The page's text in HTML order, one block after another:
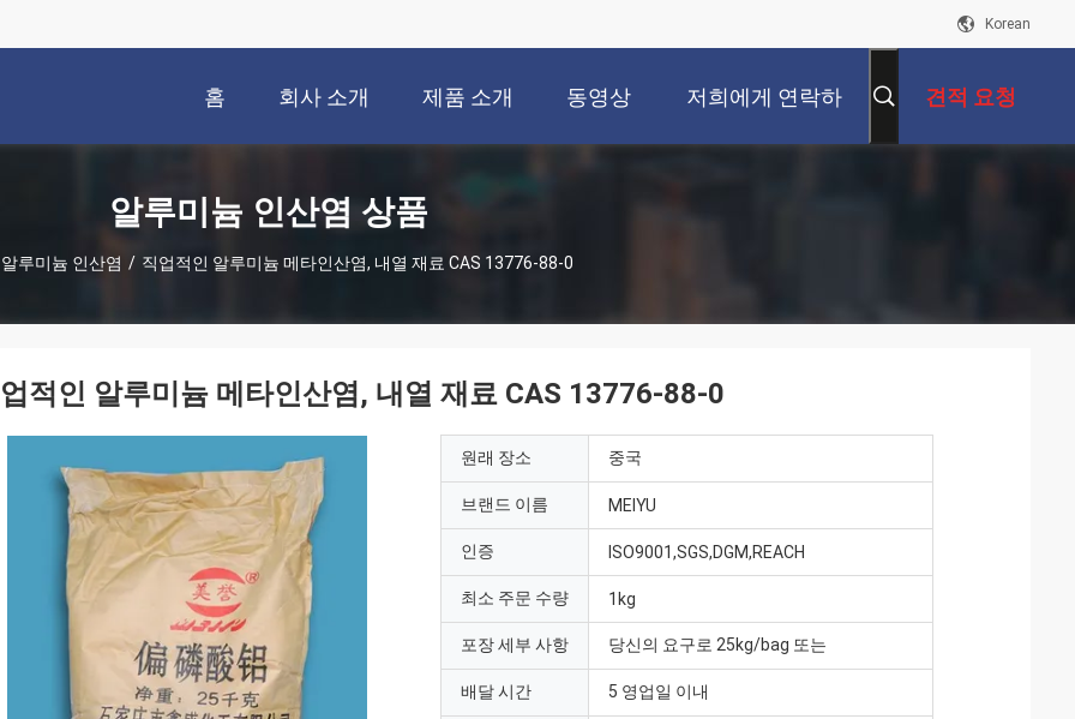
Korean
홈 회사 소개 제품 소개 동영상 저희에게 연락하 견적 요청
알루미늄 인산염 상품
알루미늄 인산염 / 직업적인 알루미늄 메타인산염, 내열 재료 CAS 13776-88-0
적인 알루미늄 메타인산염, 내열 재료 CAS 13776-88-0
원래 장소 중국
브랜드 이름 MEIYU
인증 ISO9001,SGS,DGM,REACH
최소 주문 수량 1kg
포장 세부 사항 당신의 요구로 25kg/bag 또는
배달 시간 5 영업일 이내